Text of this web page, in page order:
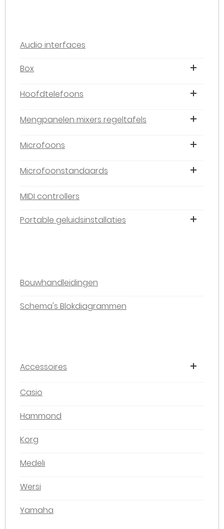
Audio interfaces
Box
Hoofdtelefoons
Mengpanelen mixers regeltafels
Microfoons
Microfoonstandaards
MIDI controllers
Portable geluidsinstallaties
Bouwhandleidingen
Schema's Blokdiagrammen
Accessoires
Casio
Hammond
Korg
Medeli
Wersi
Yamaha